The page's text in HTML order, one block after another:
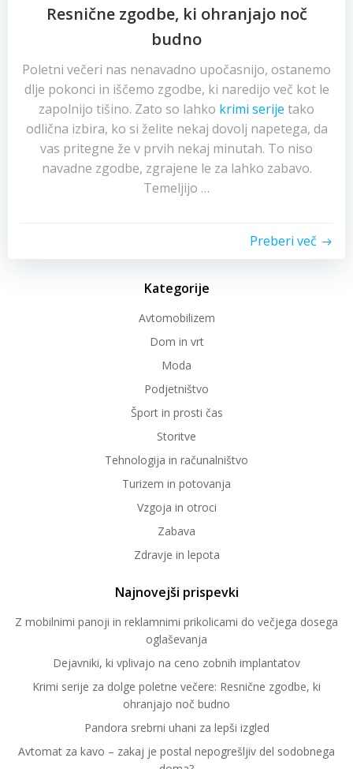
Resnične zgodbe, ki ohranjajo noč
budno
Poletni večeri nas nenavadno upočasnijo, ostanemo
dlje pokonci in iščemo zgodbe, ki naredijo več kot le
zapolnijo tišino. Zato so lahko krimi serije tako
odlična izbira, ko si želite nekaj dovolj napetega, da
vas pritegne že v prvih nekaj minutah. To niso
navadne zgodbe, zgrajene le za lahko zabavo.
Temeljijo …
Preberi več
Kategorije
Avtomobilizem
Dom in vrt
Moda
Podjetništvo
Šport in prosti čas
Storitve
Tehnologija in računalništvo
Turizem in potovanja
Vzgoja in otroci
Zabava
Zdravje in lepota
Najnovejši prispevki
Z mobilnimi panoji in reklamnimi prikolicami do večjega dosega
oglaševanja
Dejavniki, ki vplivajo na ceno zobnih implantatov
Krimi serije za dolge poletne večere: Resnične zgodbe, ki
ohranjajo noč budno
Pandora srebrni uhani za lepši izgled
Avtomat za kavo – zakaj je postal nepogrešljiv del sodobnega